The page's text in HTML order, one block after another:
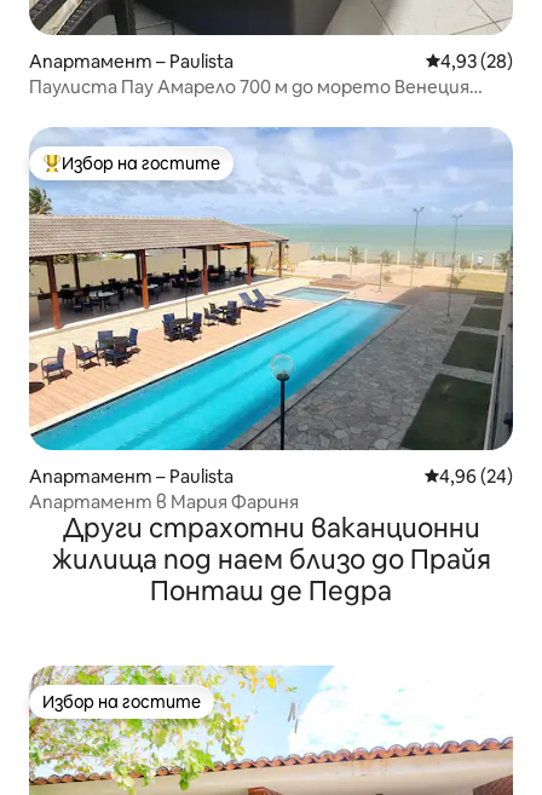
Апартамент – Paulista Средна
4,93 (28)
Паулиста Пау Амарело 700 м до морето Венеция
Най-популярен избор на гостите
Избор на гостите
Апартамент – Paulista Средна
4,96 (24)
Апартамент в Мария Фариня
Други страхотни ваканционни
жилища под наем близо до Прайя
Понташ де Педра
Избор на гостите
Избор на гостите